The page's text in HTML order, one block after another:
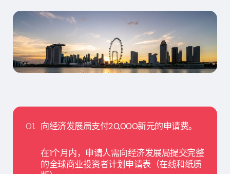
01. 向经济发展局支付20,000新元的申请费。
在1个月内，申请人需向经济发展局提交完整
的全球商业投资者计划申请表（在线和纸质